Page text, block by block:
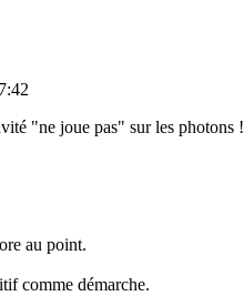
"ne joue pas" sur les photons !
au point.
comme démarche.